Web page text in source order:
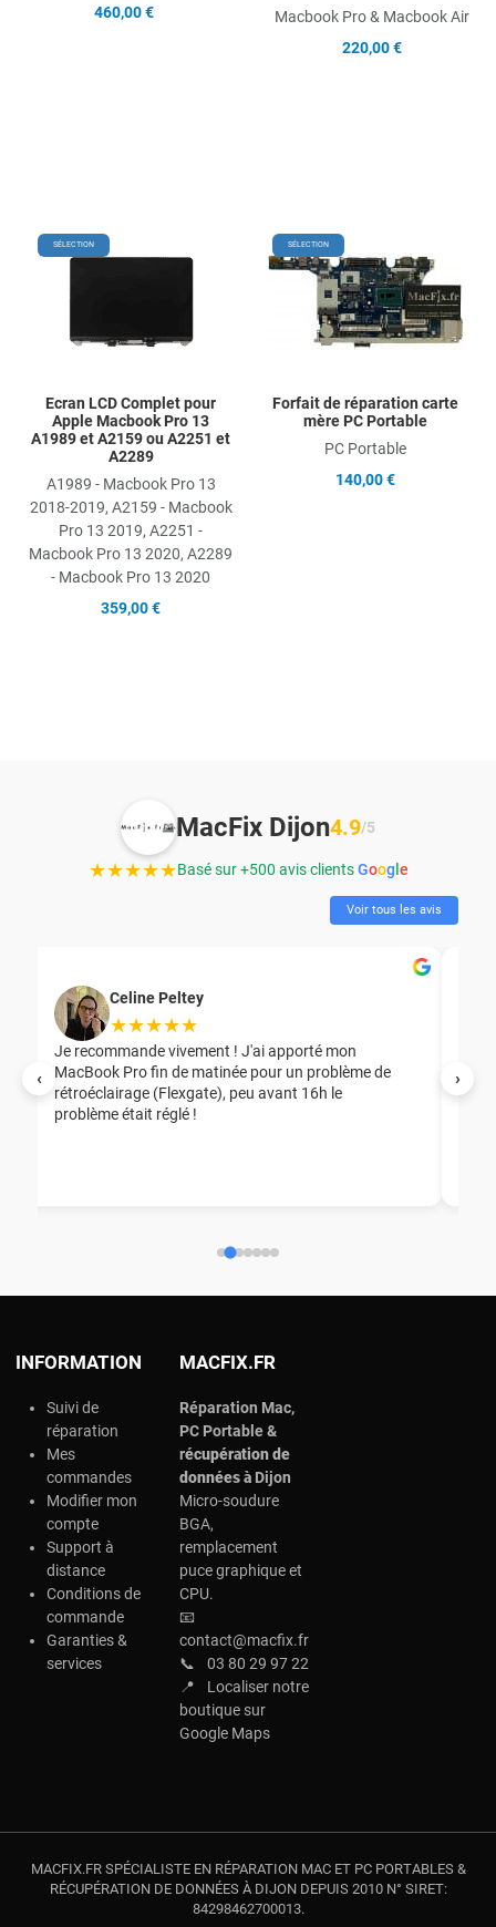
460,00 €
Macbook Pro & Macbook Air
220,00 €
SÉLECTION Add to Wishlist
Add to Compare
Quick View
Ecran LCD Complet pour
Apple Macbook Pro 13
A1989 et A2159 ou A2251 et
A2289
A1989 - Macbook Pro 13
2018-2019, A2159 - Macbook
Pro 13 2019, A2251 -
Macbook Pro 13 2020, A2289
- Macbook Pro 13 2020
359,00 €
SÉLECTION
Forfait de réparation carte
mère PC Portable
PC Portable
140,00 €
‹ ›
MacFix Dijon4.9/5
★★★★★Basé sur +500 avis clientsGoog e
Voir tous les avis
Celine Peltey
★★★★★
Je recommande vivement ! J'ai apporté mon
MacBook Pro fin de matinée pour un problème de
rétroéclairage (Flexgate), peu avant 16h le
problème était réglé !
INFORMATION
Suivi de
réparation
Mes
commandes
Modifier mon
compte
Support à
distance
Conditions de
commande
Garanties &
services
MACFIX.FR
Réparation Mac,
PC Portable &
récupération de
données àDijon
Micro-soudure
BGA,
remplacement
puce graphique et
CPU.
📧
contact@macfix.fr
📞
03 80 29 97 22
📍
Localiser notre
boutique sur
Google Maps
MACFIX.FR SPÉCIALISTE EN RÉPARATION MAC ET PC PORTABLES &
RÉCUPÉRATION DE DONNÉES À DIJON DEPUIS 2010 N° SIRET:
84298462700013.